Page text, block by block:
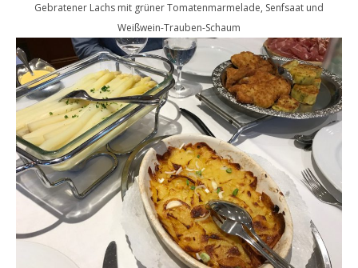
Gebratener Lachs mit grüner Tomatenmarmelade, Senfsaat und
Weißwein-Trauben-Schaum